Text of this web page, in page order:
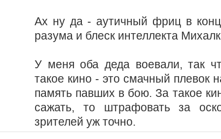
Ах ну да - аутичный фриц в
разума и блеск интеллекта
У меня оба деда воевали, так
такое кино - это смачный плевок
память павших в бою. За такое
сажать, то штрафовать за
зрителей уж точно.